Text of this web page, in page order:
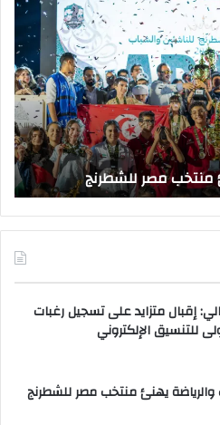
منتخب مصر للشطرنج
إقبال متزايد على تسجيل رغبات
للتنسيق الإلكتروني
والرياضة يهنئ منتخب مصر للشطرنج